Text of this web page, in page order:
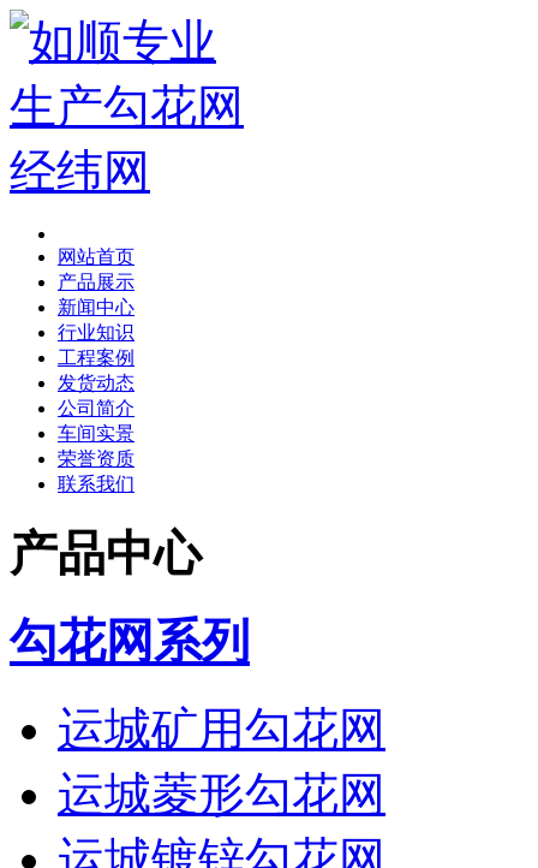
网站首页
产品展示
新闻中心
行业知识
工程案例
发货动态
公司简介
车间实景
荣誉资质
联系我们
产品中心
勾花网系列
运城矿用勾花网
运城菱形勾花网